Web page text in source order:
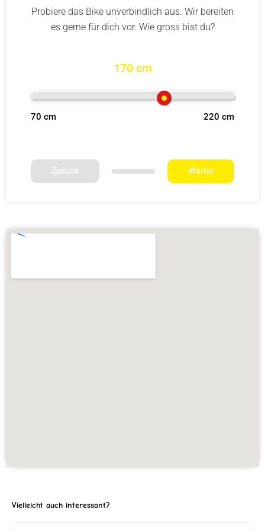
Probiere das Bike unverbindlich aus. Wir bereiten
es gerne für dich vor. Wie gross bist du?
170 cm
70 cm 220 cm
Zurück Weiter
Vielleicht auch interessant?